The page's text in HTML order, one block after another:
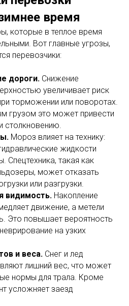
время
которые в теплое время
Вот главные угрозы,
перевозчики:
дороги. Снижение
увеличивает риск
торможении или поворотах.
грузом это может привести
столкновению.
Мороз влияет на технику:
жидкости
Спецтехника, такая как
может отказать
или разгрузки.
видимость. Накопление
движение, а метели
Это повышает вероятность
на узких
и веса. Снег и лед
лишний вес, что может
нормы для трала. Кроме
усложняет заезд